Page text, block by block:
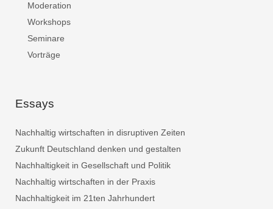
Moderation
Workshops
Seminare
Vorträge
Essays
Nachhaltig wirtschaften in disruptiven Zeiten
Zukunft Deutschland denken und gestalten
Nachhaltigkeit in Gesellschaft und Politik
Nachhaltig wirtschaften in der Praxis
Nachhaltigkeit im 21ten Jahrhundert